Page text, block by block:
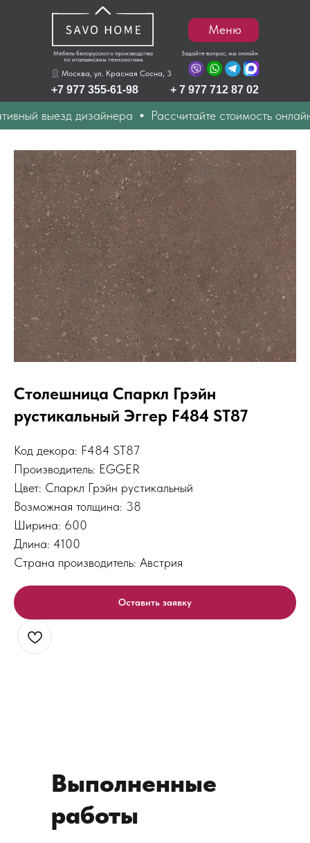
Мебель белорусского производства
по итальянским технологиям
+7 977 355-61-98
Задайте вопрос, мы онлайн
Москва, ул. Красная Сосна, 3
+ 7 977 712 87 02
Меню
выезд дизайнера Рассчитайте стоимость онлайн
Столешница Спаркл Грэйн
рустикальный Эггер F484 ST87
Код декора: F484 ST87
Производитель: EGGER
Цвет: Спаркл Грэйн рустикальный
Возможная толщина: 38
Ширина: 600
Длина: 4100
Страна производитель: Австрия
Оставить заявку
Выполненные
работы